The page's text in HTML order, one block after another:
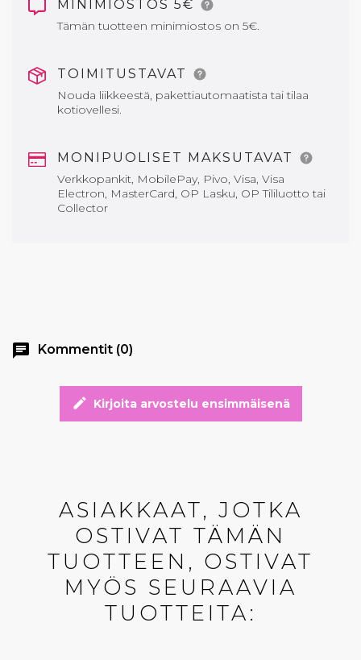
MINIMIOSTOS 5€
Tämän tuotteen minimiostos on 5€.
TOIMITUSTAVAT
Nouda liikkeestä, pakettiautomaatista tai tilaa
kotiovellesi.
MONIPUOLISET MAKSUTAVAT
Verkkopankit, MobilePay, Pivo, Visa, Visa
Electron, MasterCard, OP Lasku, OP Tililuotto tai
Collector
chat Kommentit (0)
edit Kirjoita arvostelu ensimmäisenä
ASIAKKAAT, JOTKA
OSTIVAT TÄMÄN
TUOTTEEN, OSTIVAT
MYÖS SEURAAVIA
TUOTTEITA: